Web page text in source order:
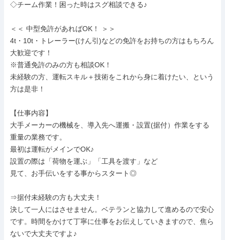
◇チーム作業！困った時はスグ相談できる♪
＜＜ 中型免許があればOK！ ＞＞
4t・10t・トレーラー(けん引)などの免許をお持ちの方はもちろん
大歓迎です！
※普通免許のみの方も相談OK！
未経験の方、運転スキル＋技術をこれから身に着けたい、という
方は是非！
【仕事内容】
大手メーカーの機械を、導入先へ運搬・設置(据付）作業をする
重量の業務です。
最初は運転がメインでOK♪
設置の際は「荷物を運ぶ」「工具を渡す」など
見て、お手伝いをする事からスタート◎
⇒据付未経験の方も大丈夫！
決して一人にはさせません。ベテランと協力して進めるので安心
です。時間をかけて丁寧に仕事をお伝えしていきますので、焦ら
ないで大丈夫ですよ♪